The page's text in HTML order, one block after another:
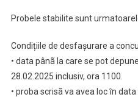
Probele stabilite sunt
Condițiile de desfaşurare a
• data pânã la care se pot
28.02.2025 inclusiv, ora 1100.
• proba scrisã va avea loc ȋn